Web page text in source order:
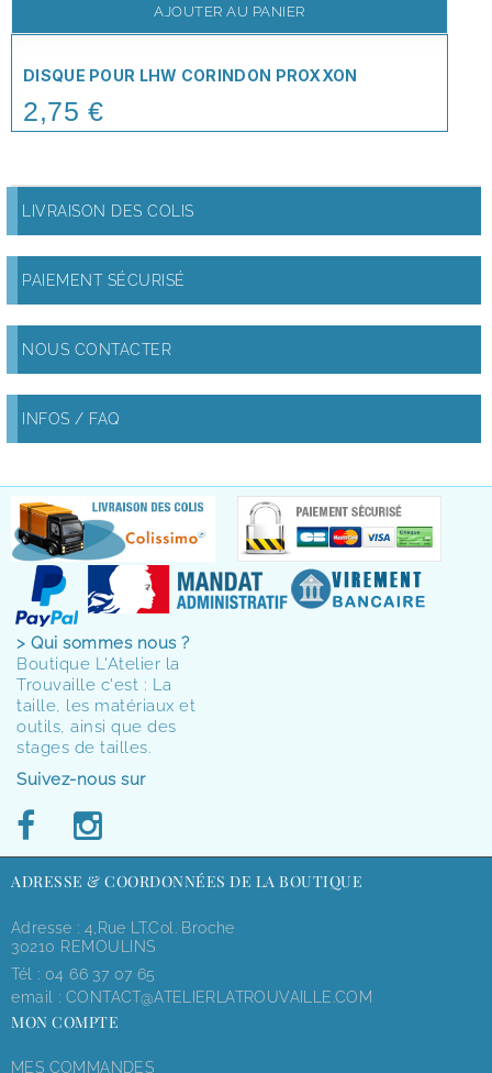
AJOUTER AU PANIER
DISQUE POUR LHW CORINDON PROXXON
Price
2,75 €
LIVRAISON DES COLIS
PAIEMENT SÉCURISÉ
NOUS CONTACTER
INFOS / FAQ
> Qui sommes nous ?
Boutique L'Atelier la
Trouvaille c'est : La
taille, les matériaux et
outils, ainsi que des
stages de tailles.
Suivez-nous sur
ADRESSE & COORDONNÉES DE LA BOUTIQUE
Adresse : 4,rue LT.Col. Broche
30210 REMOULINS
Tél : 04 66 37 07 65
email : CONTACT@ATELIERLATROUVAILLE.COM
MON COMPTE
MES COMMANDES